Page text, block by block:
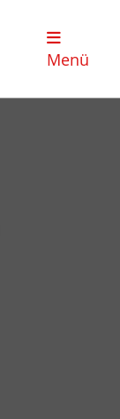
Menü